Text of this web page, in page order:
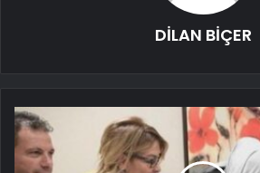
DİLAN BİÇER